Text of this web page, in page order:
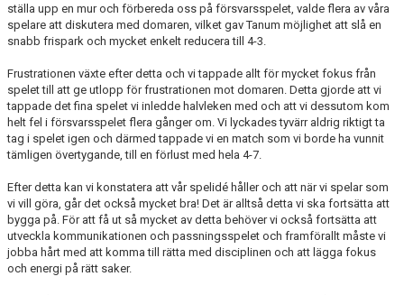
ställa upp en mur och förbereda oss på försvarsspelet, valde flera av våra
spelare att diskutera med domaren, vilket gav Tanum möjlighet att slå en
snabb frispark och mycket enkelt reducera till 4-3.
Frustrationen växte efter detta och vi tappade allt för mycket fokus från
spelet till att ge utlopp för frustrationen mot domaren. Detta gjorde att vi
tappade det fina spelet vi inledde halvleken med och att vi dessutom kom
helt fel i försvarsspelet flera gånger om. Vi lyckades tyvärr aldrig riktigt ta
tag i spelet igen och därmed tappade vi en match som vi borde ha vunnit
tämligen övertygande, till en förlust med hela 4-7.
Efter detta kan vi konstatera att vår spelidé håller och att när vi spelar som
vi vill göra, går det också mycket bra! Det är alltså detta vi ska fortsätta att
bygga på. För att få ut så mycket av detta behöver vi också fortsätta att
utveckla kommunikationen och passningsspelet och framförallt måste vi
jobba hårt med att komma till rätta med disciplinen och att lägga fokus
och energi på rätt saker.